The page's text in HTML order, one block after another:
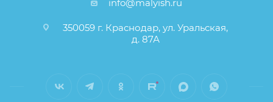
info@malyish.ru
350059 г. Краснодар, ул. Уральская,
д. 87А